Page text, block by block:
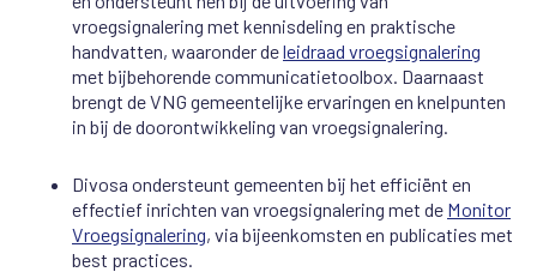
vroegsignalering met kennisdeling en praktische
handvatten, waaronder deleidraad vroegsignalering
met bijbehorende communicatietoolbox. Daarnaast
brengt de VNG gemeentelijke ervaringen en knelpunten
in bij de doorontwikkeling van vroegsignalering.
Divosa ondersteunt gemeenten bij het efficiënt en
effectief inrichten van vroegsignalering met de Monitor
Vroegsignalering, via bijeenkomsten en publicaties met
best practices.